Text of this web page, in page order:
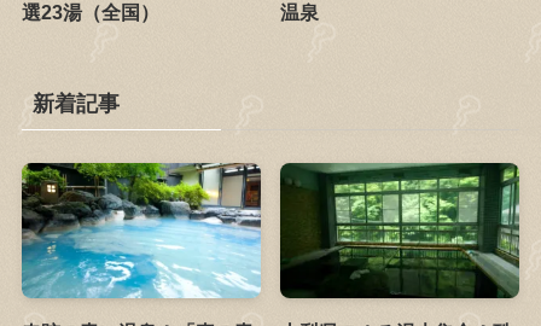
選23湯（全国）
温泉
新着記事